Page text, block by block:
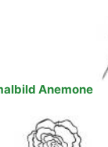
Anemone